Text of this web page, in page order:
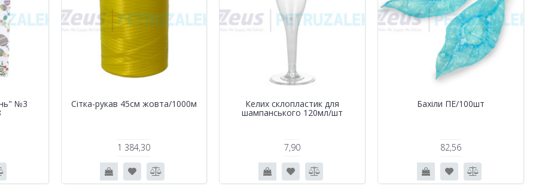
№3 Сітка-рукав 45см жовта/1000м
1 384,30
Келих склопластик для
шампанського 120мл/шт
7,90
Бахіли ПЕ/100шт
82,56